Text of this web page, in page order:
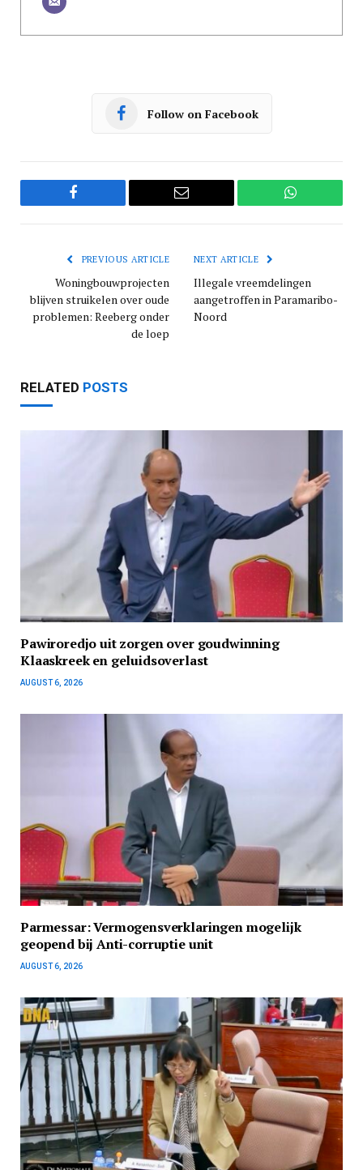
Follow on Facebook
Facebook Email WhatsApp
PREVIOUS ARTICLE
Woningbouwprojecten
blijven struikelen over oude
problemen: Reeberg onder
de loep
NEXT ARTICLE
Illegale vreemdelingen
aangetroffen in Paramaribo-
Noord
RELATED POSTS
Pawiroredjo uit zorgen over goudwinning
Klaaskreek en geluidsoverlast
AUGUST 6, 2026
Parmessar: Vermogensverklaringen mogelijk
geopend bij Anti-corruptie unit
AUGUST 6, 2026